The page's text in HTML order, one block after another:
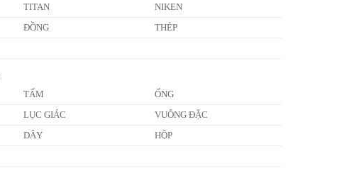
TITAN NIKEN
ĐỒNG THÉP
TẤM ỐNG
LỤC GIÁC VUÔNG ĐẶC
DÂY HỘP